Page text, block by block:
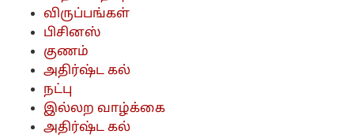
விருப்பங்கள்
பிசினஸ்
குணம்
அதிர்ஷ்ட கல்
நட்பு
இல்லற வாழ்க்கை
அதிர்ஷ்ட கல்